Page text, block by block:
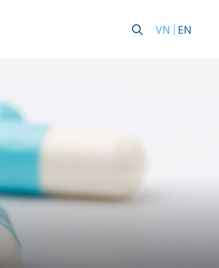
VN EN